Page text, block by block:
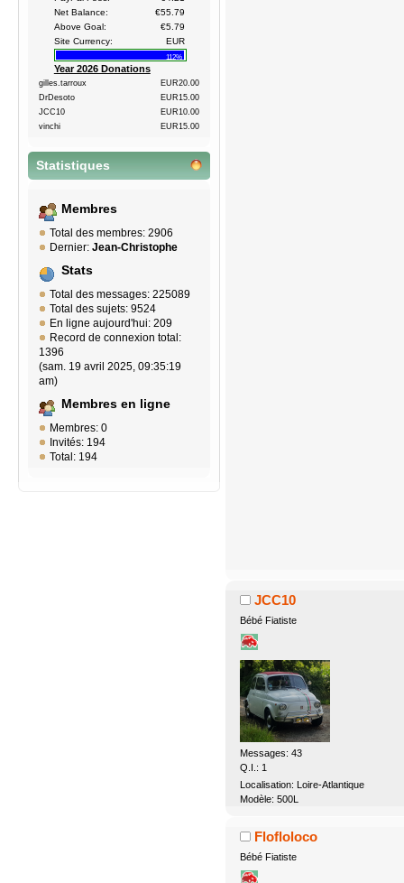
Net Balance:
€55.79
Above Goal:
€5.79
Site Currency:
EUR
112%
Year 2026 Donations
gilles.tarroux
EUR20.00
DrDesoto
EUR15.00
JCC10
EUR10.00
vinchi
EUR15.00
Statistiques
Membres
Total des membres: 2906
Dernier: Jean-Christophe
Stats
Total des messages: 225089
Total des sujets: 9524
En ligne aujourd'hui: 209
Record de connexion total:
1396
(sam. 19 avril 2025, 09:35:19
am)
Membres en ligne
Membres: 0
Invités: 194
Total: 194
JCC10
Bébé Fiatiste
Messages: 43
Q.I.: 1
Localisation: Loire-Atlantique
Modèle: 500L
Flofloloco
Bébé Fiatiste